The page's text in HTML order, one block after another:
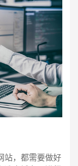
，都需要做好
名字